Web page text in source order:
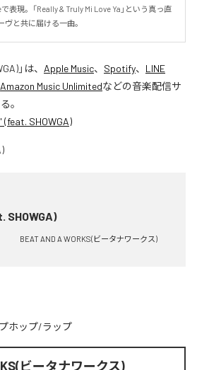
表現。「Really & Truly Mi Love Ya」という真っ直
と共に届ける一曲。
」は、 Apple Music、 Spotify、 LINE
Amazon Music Unlimitedなどの音楽配信サ
。
(feat. SHOWGA)
BEAT AND A WORKS(ビータナワークス)
ホップ/ラップ
ビータナワークス)